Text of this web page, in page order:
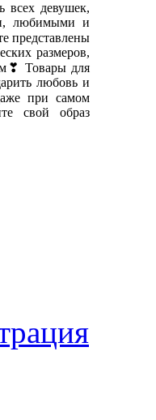
всех девушек,
любимыми и
представлены
размеров,
Товары для
любовь и
при самом
свой образ